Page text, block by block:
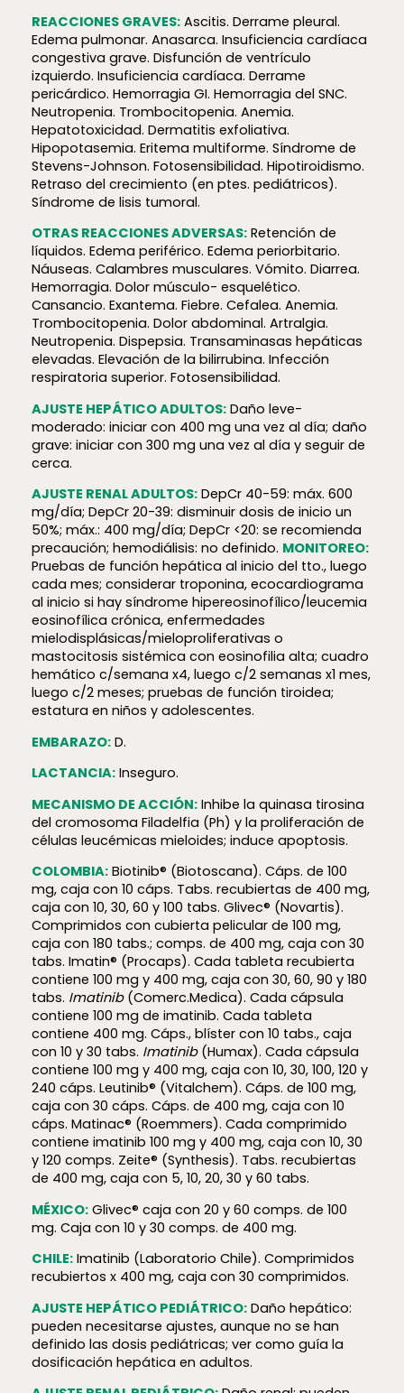
REACCIONES GRAVES:Ascitis. Derrame pleural.
Edema pulmonar. Anasarca. Insuficiencia cardíaca
congestiva grave. Disfunción de ventrículo
izquierdo. Insuficiencia cardíaca. Derrame
pericárdico. Hemorragia GI. Hemorragia del SNC.
Neutropenia. Trombocitopenia. Anemia.
Hepatotoxicidad. Dermatitis exfoliativa.
Hipopotasemia. Eritema multiforme. Síndrome de
Stevens-Johnson. Fotosensibilidad. Hipotiroidismo.
Retraso del crecimiento (en ptes. pediátricos).
Síndrome de lisis tumoral.
OTRAS REACCIONES ADVERSAS:Retención de
líquidos. Edema periférico. Edema periorbitario.
Náuseas. Calambres musculares. Vómito. Diarrea.
Hemorragia. Dolor músculo- esquelético.
Cansancio. Exantema. Fiebre. Cefalea. Anemia.
Trombocitopenia. Dolor abdominal. Artralgia.
Neutropenia. Dispepsia. Transaminasas hepáticas
elevadas. Elevación de la bilirrubina. Infección
respiratoria superior. Fotosensibilidad.
AJUSTE HEPÁTICO ADULTOS:Daño leve-
moderado: iniciar con 400 mg una vez al día; daño
grave: iniciar con 300 mg una vez al día y seguir de
cerca.
AJUSTE RENAL ADULTOS:DepCr 40-59: máx. 600
mg/día; DepCr 20-39: disminuir dosis de inicio un
50%; máx.: 400 mg/día; DepCr <20: se recomienda
precaución; hemodiálisis: no definido. MONITOREO:
Pruebas de función hepática al inicio del tto., luego
cada mes; considerar troponina, ecocardiograma
al inicio si hay síndrome hipereosinofílico/leucemia
eosinofílica crónica, enfermedades
mielodisplásicas/mieloproliferativas o
mastocitosis sistémica con eosinofilia alta; cuadro
hemático c/semana x4, luego c/2 semanas x1 mes,
luego c/2 meses; pruebas de función tiroidea;
estatura en niños y adolescentes.
EMBARAZO:D.
LACTANCIA:Inseguro.
MECANISMO DE ACCIÓN:Inhibe la quinasa tirosina
del cromosoma Filadelfia (Ph) y la proliferación de
células leucémicas mieloides; induce apoptosis.
COLOMBIA:Biotinib® (Biotoscana). Cáps. de 100
mg, caja con 10 cáps. Tabs. recubiertas de 400 mg,
caja con 10, 30, 60 y 100 tabs. Glivec® (Novartis).
Comprimidos con cubierta pelicular de 100 mg,
caja con 180 tabs.; comps. de 400 mg, caja con 30
tabs. Imatin® (Procaps). Cada tableta recubierta
contiene 100 mg y 400 mg, caja con 30, 60, 90 y 180
tabs. Imatinib(Comerc.Medica). Cada cápsula
contiene 100 mg de imatinib. Cada tableta
contiene 400 mg. Cáps., blíster con 10 tabs., caja
con 10 y 30 tabs. Imatinib(Humax). Cada cápsula
contiene 100 mg y 400 mg, caja con 10, 30, 100, 120 y
240 cáps. Leutinib® (Vitalchem). Cáps. de 100 mg,
caja con 30 cáps. Cáps. de 400 mg, caja con 10
cáps. Matinac® (Roemmers). Cada comprimido
contiene imatinib 100 mg y 400 mg, caja con 10, 30
y 120 comps. Zeite® (Synthesis). Tabs. recubiertas
de 400 mg, caja con 5, 10, 20, 30 y 60 tabs.
MÉXICO:Glivec® caja con 20 y 60 comps. de 100
mg. Caja con 10 y 30 comps. de 400 mg.
CHILE:Imatinib (Laboratorio Chile). Comprimidos
recubiertos x 400 mg, caja con 30 comprimidos.
AJUSTE HEPÁTICO PEDIÁTRICO:Daño hepático:
pueden necesitarse ajustes, aunque no se han
definido las dosis pediátricas; ver como guía la
dosificación hepática en adultos.